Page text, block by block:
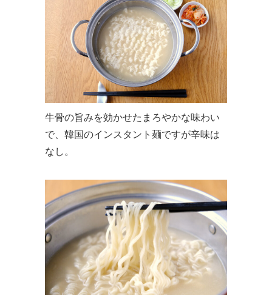
牛骨の旨みを効かせたまろやかな味わい
で、韓国のインスタント麺ですが辛味は
なし。